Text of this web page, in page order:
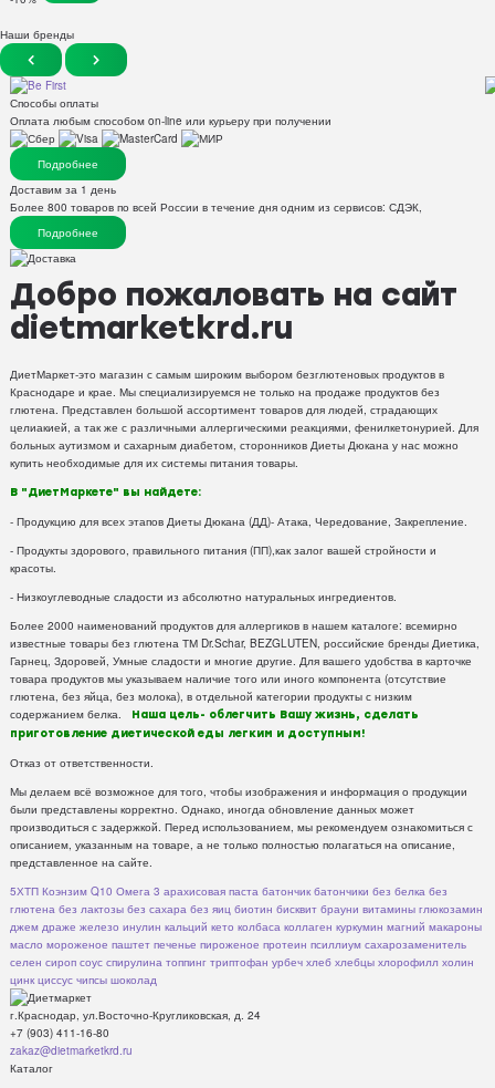
Наши бренды
Способы оплаты
Оплата любым способом on-line или курьеру при получении
Подробнее
Доставим за 1 день
Более 800 товаров по всей России в течение дня одним из сервисов: СДЭК,
Подробнее
Добро пожаловать на сайт
dietmarketkrd.ru
ДиетМаркет-это магазин с самым широким выбором безглютеновых продуктов в
Краснодаре и крае. Мы специализируемся не только на продаже продуктов без
глютена. Представлен большой ассортимент товаров для людей, страдающих
целиакией, а так же с различными аллергическими реакциями, фенилкетонурией. Для
больных аутизмом и сахарным диабетом, сторонников Диеты Дюкана у нас можно
купить необходимые для их системы питания товары.
В "ДиетМаркете" вы найдете:
- Продукцию для всех этапов Диеты Дюкана (ДД)- Атака, Чередование, Закрепление.
- Продукты здорового, правильного питания (ПП),как залог вашей стройности и
красоты.
- Низкоуглеводные сладости из абсолютно натуральных ингредиентов.
Более 2000 наименований продуктов для аллергиков в нашем каталоге: всемирно
известные товары без глютена ТМ Dr.Schar, BEZGLUTEN, российские бренды Диетика,
Гарнец, Здоровей, Умные сладости и многие другие. Для вашего удобства в карточке
товара продуктов мы указываем наличие того или иного компонента (отсутствие
глютена, без яйца, без молока), в отдельной категории продукты с низким
содержанием белка.
Наша цель- облегчить Вашу жизнь, сделать
приготовление диетической еды легким и доступным!
Отказ от ответственности.
Мы делаем всё возможное для того, чтобы изображения и информация о продукции
были представлены корректно. Однако, иногда обновление данных может
производиться с задержкой. Перед использованием, мы рекомендуем ознакомиться с
описанием, указанным на товаре, а не только полностью полагаться на описание,
представленное на сайте.
5ХТП Коэнзим Q10 Омега 3 арахисовая паста батончик батончики без белка без
глютена без лактозы без сахара без яиц биотин бисквит брауни витамины глюкозамин
джем драже железо инулин кальций кето колбаса коллаген куркумин магний макароны
масло мороженое паштет печенье пироженое протеин псиллиум сахарозаменитель
селен сироп соус спирулина топпинг триптофан урбеч хлеб хлебцы хлорофилл холин
цинк циссус чипсы шоколад
г.Краснодар, ул.Восточно-Кругликовская, д. 24
+7 (903) 411-16-80
zakaz@dietmarketkrd.ru
Каталог